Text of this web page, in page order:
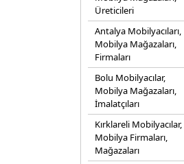
Üreticileri
Antalya Mobilyacıları,
Mobilya Mağazaları,
Firmaları
Bolu Mobilyacılar,
Mobilya Mağazaları,
İmalatçıları
Kırklareli Mobilyacılar,
Mobilya Firmaları,
Mağazaları